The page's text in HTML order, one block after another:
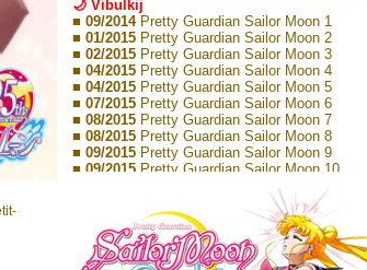
🌙 Vibulkij
■ 09/2014 Pretty Guardian Sailor Moon 1
■ 01/2015 Pretty Guardian Sailor Moon 2
■ 02/2015 Pretty Guardian Sailor Moon 3
■ 04/2015 Pretty Guardian Sailor Moon 4
■ 04/2015 Pretty Guardian Sailor Moon 5
■ 07/2015 Pretty Guardian Sailor Moon 6
■ 08/2015 Pretty Guardian Sailor Moon 7
■ 08/2015 Pretty Guardian Sailor Moon 8
■ 09/2015 Pretty Guardian Sailor Moon 9
■ 09/2015 Pretty Guardian Sailor Moon 10
Pretty Guardian Sailor Moon 11
Pretty Guardian Sailor Moon 12
Pretty Guardian Sailor Moon Short
Stories 1
■ 09/2018Pretty Guardian Sailor Moon Short